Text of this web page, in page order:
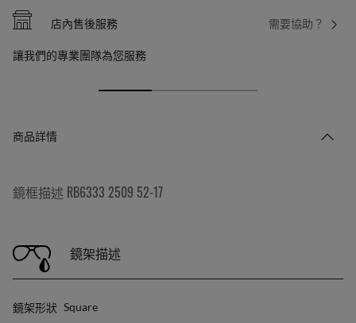
需要協助？
店內售後服務
讓我們的專業團隊為您服務
商品詳情
鏡框描述 RB6333 2509 52-17
鏡架描述
鏡架形狀 Square